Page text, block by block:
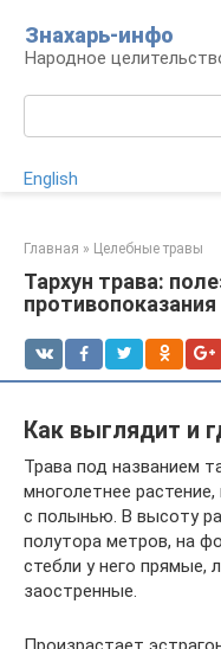
контенту
Знахарь-инфо
Народное
English
Главная » Целебные травы
Тархун трава:
противопоказания
Как выглядит и
Трава под названием
многолетнее
с полынью. В высоту
полутора метров, на
стебли у него прямые,
заостренные.